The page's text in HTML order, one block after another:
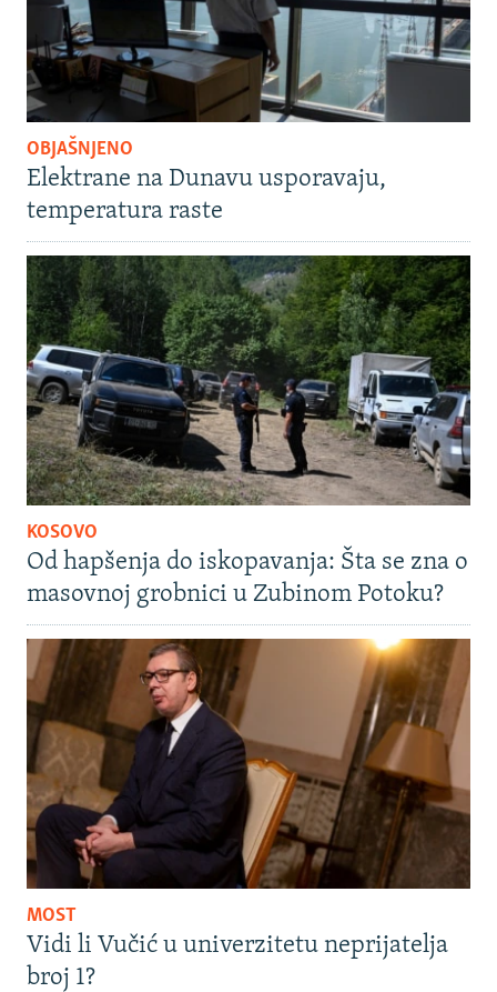
OBJAŠNJENO
Elektrane na Dunavu usporavaju,
temperatura raste
KOSOVO
Od hapšenja do iskopavanja: Šta se zna o
masovnoj grobnici u Zubinom Potoku?
MOST
Vidi li Vučić u univerzitetu neprijatelja
broj 1?